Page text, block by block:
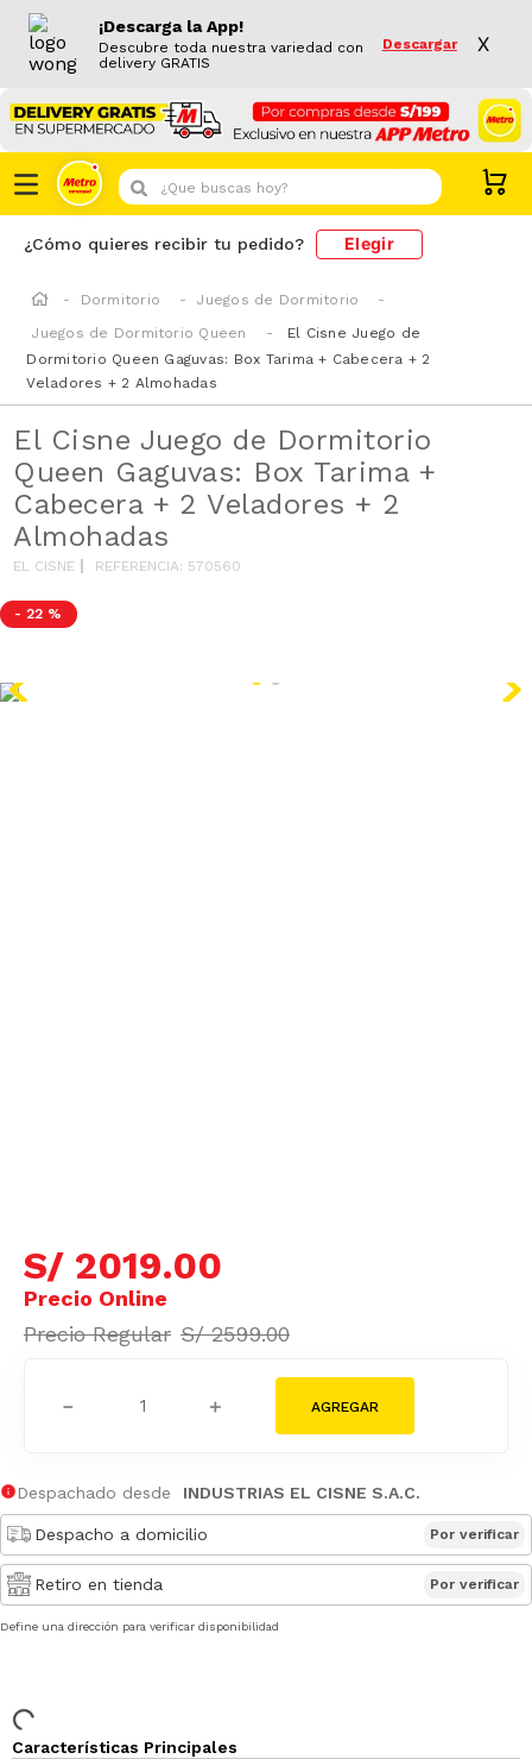
¡Descarga la App!
Descubre toda nuestra variedad con
delivery GRATIS
Descargar X
¿Que buscas hoy?
¿Cómo quieres recibir tu pedido? Elegir
Dormitorio
Juegos de Dormitorio
Juegos de Dormitorio Queen
El Cisne Juego de
Dormitorio Queen Gaguvas: Box Tarima + Cabecera + 2
Veladores + 2 Almohadas
El Cisne Juego de Dormitorio
Queen Gaguvas: Box Tarima +
Cabecera + 2 Veladores + 2
Almohadas
EL CISNE REFERENCIA: 570560
- 22 %
S/ 2019.00
S/ 2599.00
＋
－
Despachado desde INDUSTRIAS EL CISNE S.A.C.
Despacho a domicilio Por verificar
Retiro en tienda Por verificar
Define una dirección para verificar disponibilidad
Características Principales